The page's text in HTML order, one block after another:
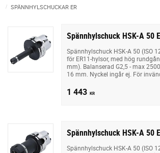
SPÄNNHYLSCHUCKAR ER
Spännhylschuck HSK-A 50
Spännhylschuck HSK-A 50 (ISO
för ER11-hylsor, med hög
mm). Balanserad G2,5 - max
16 mm. Nyckel ingår ej. För
1 443 KR
Spännhylschuck HSK-A 50
Spännhylschuck HSK-A 50 (ISO